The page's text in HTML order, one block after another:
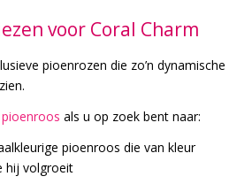
voor Coral Charm
pioenrozen die zo’n dynamische
als u op zoek bent naar:
pioenroos die van kleur
hij volgroeit